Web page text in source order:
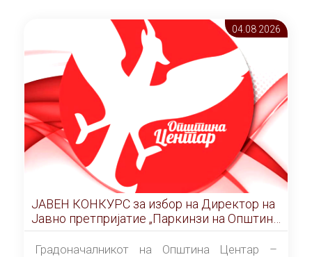
Скопје” број 9/2026), за времетраење од 3
(три) години од денот на потпишувањето на
Договорот за закуп со најповолниот
понудувач.
04.08 2026
ЈАВЕН КОНКУРС за избор на Директор на
Јавно претпријатие „Паркинзи на Општина
Центар“ – Скопје
Градоначалникот на Општина Центар –